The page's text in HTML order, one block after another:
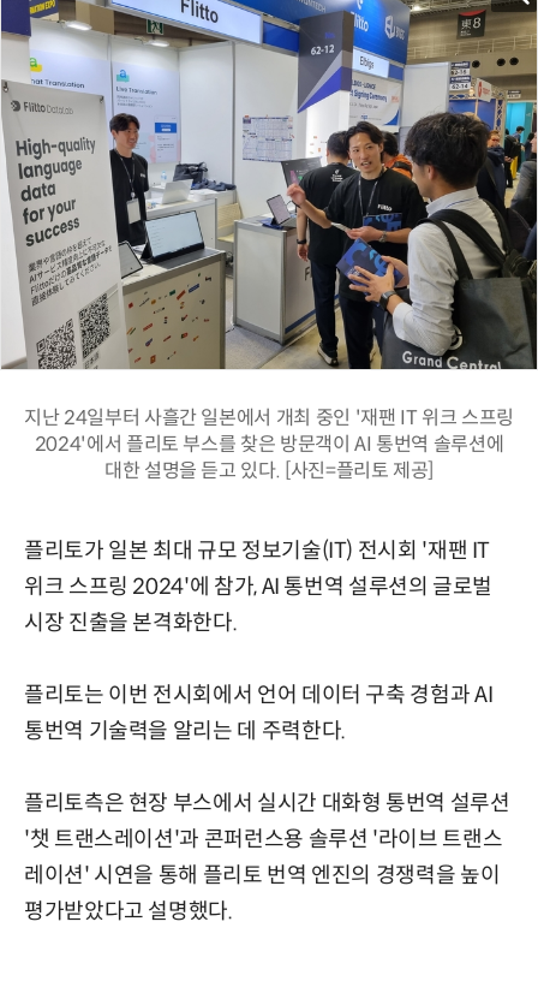
지난 24일부터 사흘간 일본에서 개최 중인 '재팬 IT 위크 스프링
2024'에서 플리토 부스를 찾은 방문객이 AI 통번역 솔루션에
대한 설명을 듣고 있다. [사진=플리토 제공]
플리토가 일본 최대 규모 정보기술(IT) 전시회 '재팬 IT
위크 스프링 2024'에 참가, AI 통번역 설루션의 글로벌
시장 진출을 본격화한다.
플리토는 이번 전시회에서 언어 데이터 구축 경험과 AI
통번역 기술력을 알리는 데 주력한다.
플리토측은 현장 부스에서 실시간 대화형 통번역 설루션
'챗 트랜스레이션'과 콘퍼런스용 솔루션 '라이브 트랜스
레이션' 시연을 통해 플리토 번역 엔진의 경쟁력을 높이
평가받았다고 설명했다.